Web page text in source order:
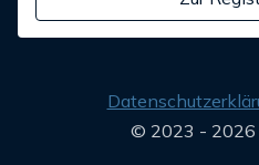
© 2023 - 2026